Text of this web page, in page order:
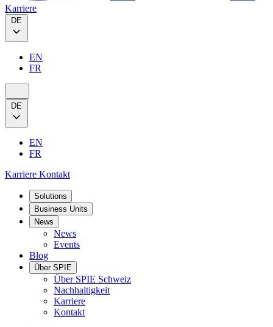
Karriere
DE
EN
FR
DE
EN
FR
Karriere Kontakt
Solutions
Business Units
News
News
Events
Blog
Über SPIE
Über SPIE Schweiz
Nachhaltigkeit
Karriere
Kontakt